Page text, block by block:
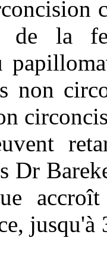
de la
non
Dr
jusqu'à